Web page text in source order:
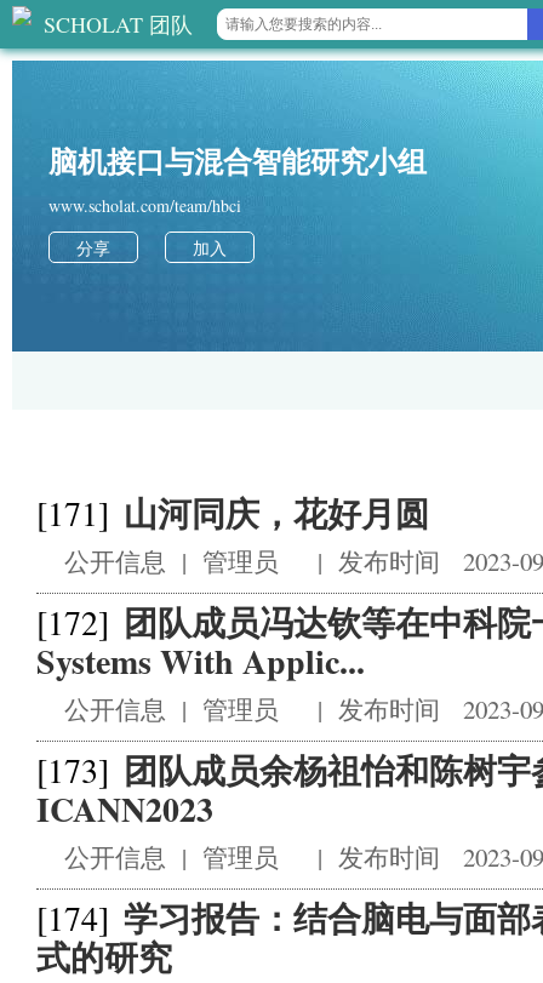
SCHOLAT 团队
脑机接口与混合智能研究小组
www.scholat.com/team/hbci
分享
加入
[171] 山河同庆，花好月圆
公开信息 | 管理员 | 发布时间 2023-
[172] 团队成员冯达钦等在中科
Systems With Applic...
公开信息 | 管理员 | 发布时间 2023-
[173] 团队成员余杨祖怡和陈树
ICANN2023
公开信息 | 管理员 | 发布时间 2023-
[174] 学习报告：结合脑电与面
式的研究